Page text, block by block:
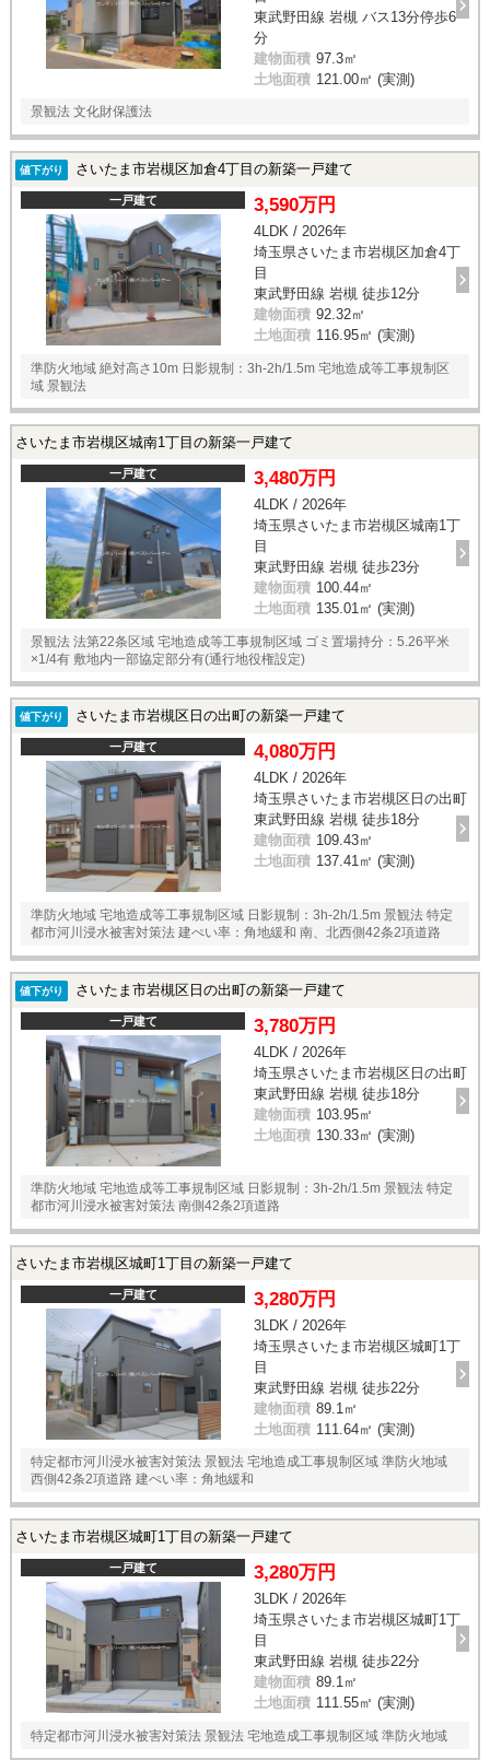
東武野田線 岩槻 バス13分停歩6
分
建物面積 97.3㎡
土地面積 121.00㎡ (実測)
景観法 文化財保護法
値下がり さいたま市岩槻区加倉4丁目の新築一戸建て
一戸建て 3,590万円
4LDK / 2026年
埼玉県さいたま市岩槻区加倉4丁
目
東武野田線 岩槻 徒歩12分
建物面積 92.32㎡
土地面積 116.95㎡ (実測)
準防火地域 絶対高さ10m 日影規制：3h-2h/1.5m 宅地造成等工事規制区
域 景観法
さいたま市岩槻区城南1丁目の新築一戸建て
一戸建て 3,480万円
4LDK / 2026年
埼玉県さいたま市岩槻区城南1丁
目
東武野田線 岩槻 徒歩23分
建物面積 100.44㎡
土地面積 135.01㎡ (実測)
景観法 法第22条区域 宅地造成等工事規制区域 ゴミ置場持分：5.26平米
×1/4有 敷地内一部協定部分有(通行地役権設定)
値下がり さいたま市岩槻区日の出町の新築一戸建て
一戸建て 4,080万円
4LDK / 2026年
埼玉県さいたま市岩槻区日の出町
東武野田線 岩槻 徒歩18分
建物面積 109.43㎡
土地面積 137.41㎡ (実測)
準防火地域 宅地造成等工事規制区域 日影規制：3h-2h/1.5m 景観法 特定
都市河川浸水被害対策法 建ぺい率：角地緩和 南、北西側42条2項道路
値下がり さいたま市岩槻区日の出町の新築一戸建て
一戸建て 3,780万円
4LDK / 2026年
埼玉県さいたま市岩槻区日の出町
東武野田線 岩槻 徒歩18分
建物面積 103.95㎡
土地面積 130.33㎡ (実測)
準防火地域 宅地造成等工事規制区域 日影規制：3h-2h/1.5m 景観法 特定
都市河川浸水被害対策法 南側42条2項道路
さいたま市岩槻区城町1丁目の新築一戸建て
一戸建て 3,280万円
3LDK / 2026年
埼玉県さいたま市岩槻区城町1丁
目
東武野田線 岩槻 徒歩22分
建物面積 89.1㎡
土地面積 111.64㎡ (実測)
特定都市河川浸水被害対策法 景観法 宅地造成工事規制区域 準防火地域
西側42条2項道路 建ぺい率：角地緩和
さいたま市岩槻区城町1丁目の新築一戸建て
一戸建て 3,280万円
3LDK / 2026年
埼玉県さいたま市岩槻区城町1丁
目
東武野田線 岩槻 徒歩22分
建物面積 89.1㎡
土地面積 111.55㎡ (実測)
特定都市河川浸水被害対策法 景観法 宅地造成工事規制区域 準防火地域